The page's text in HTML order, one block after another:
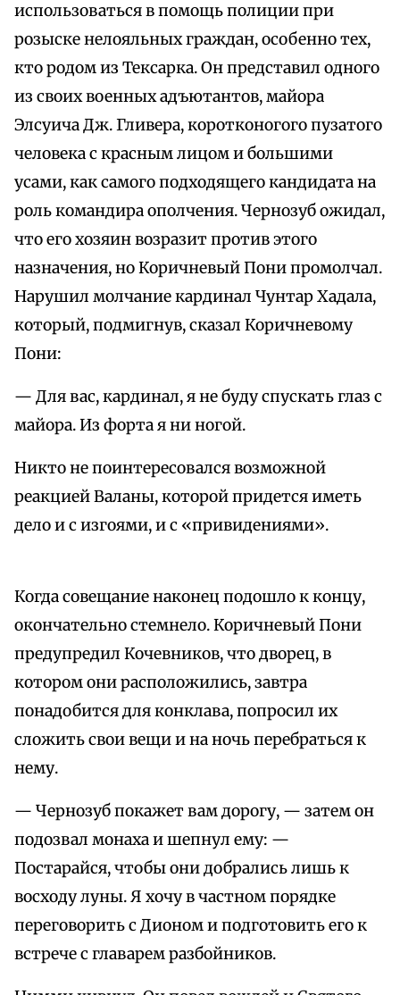
использоваться в помощь полиции при
розыске нелояльных граждан, особенно тех,
кто родом из Тексарка. Он представил одного
из своих военных адъютантов, майора
Элсуича Дж. Гливера, коротконогого пузатого
человека с красным лицом и большими
усами, как самого подходящего кандидата на
роль командира ополчения. Чернозуб ожидал,
что его хозяин возразит против этого
назначения, но Коричневый Пони промолчал.
Нарушил молчание кардинал Чунтар Хадала,
который, подмигнув, сказал Коричневому
Пони:
— Для вас, кардинал, я не буду спускать глаз с
майора. Из форта я ни ногой.
Никто не поинтересовался возможной
реакцией Валаны, которой придется иметь
дело и с изгоями, и с «привидениями».
Когда совещание наконец подошло к концу,
окончательно стемнело. Коричневый Пони
предупредил Кочевников, что дворец, в
котором они расположились, завтра
понадобится для конклава, попросил их
сложить свои вещи и на ночь перебраться к
нему.
— Чернозуб покажет вам дорогу, — затем он
подозвал монаха и шепнул ему: —
Постарайся, чтобы они добрались лишь к
восходу луны. Я хочу в частном порядке
переговорить с Дионом и подготовить его к
встрече с главарем разбойников.